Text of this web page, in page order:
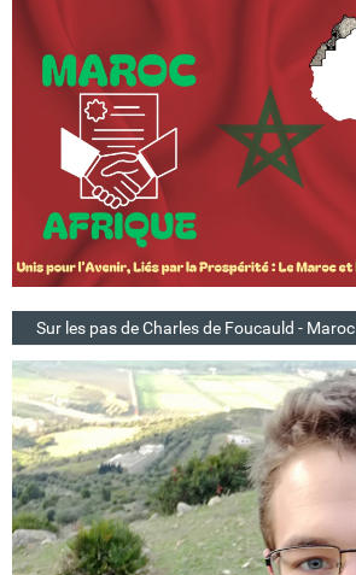
Sur les pas de Charles de Foucauld - Maroc